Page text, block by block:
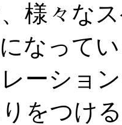
様々な
なって
ーショ
をつけ